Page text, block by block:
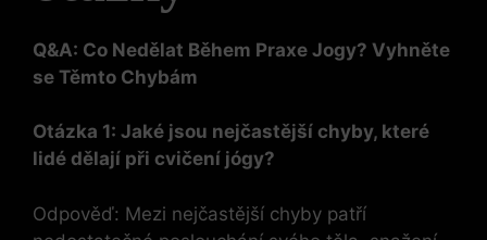
Q&A: Co Nedělat Během Praxe Jogy? Vyhněte
se Těmto Chybám
Otázka 1: Jaké jsou nejčastější chyby, které
lidé dělají při cvičení jógy?
Odpověď: Mezi nejčastější chyby patří